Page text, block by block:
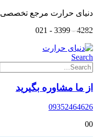
دنیای حرارت مرجع تخصصی
4282 - 3399 - 021
Search
از ما مشاوره بگیرید
09352464626
00